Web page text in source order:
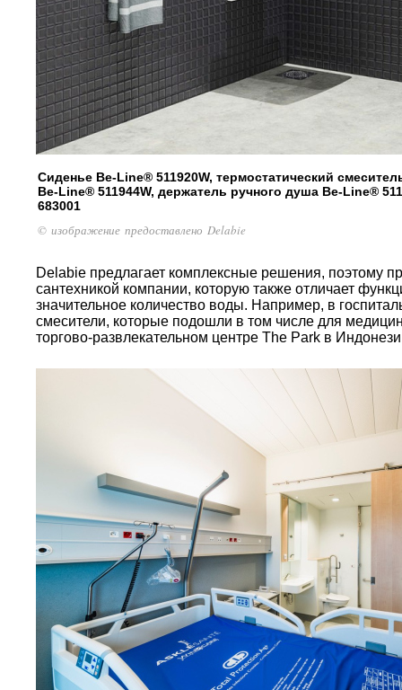
Сиденье Be-Line® 511920W, термостатический
Be-Line® 511944W, держатель ручного душа Be-Line®
683001
© изображение предоставлено Delabie
Delabie предлагает комплексные решения, поэтому
сантехникой компании, которую также отличает
значительное количество воды. Например, в
смесители, которые подошли в том числе для
торгово-развлекательном центре The Park в